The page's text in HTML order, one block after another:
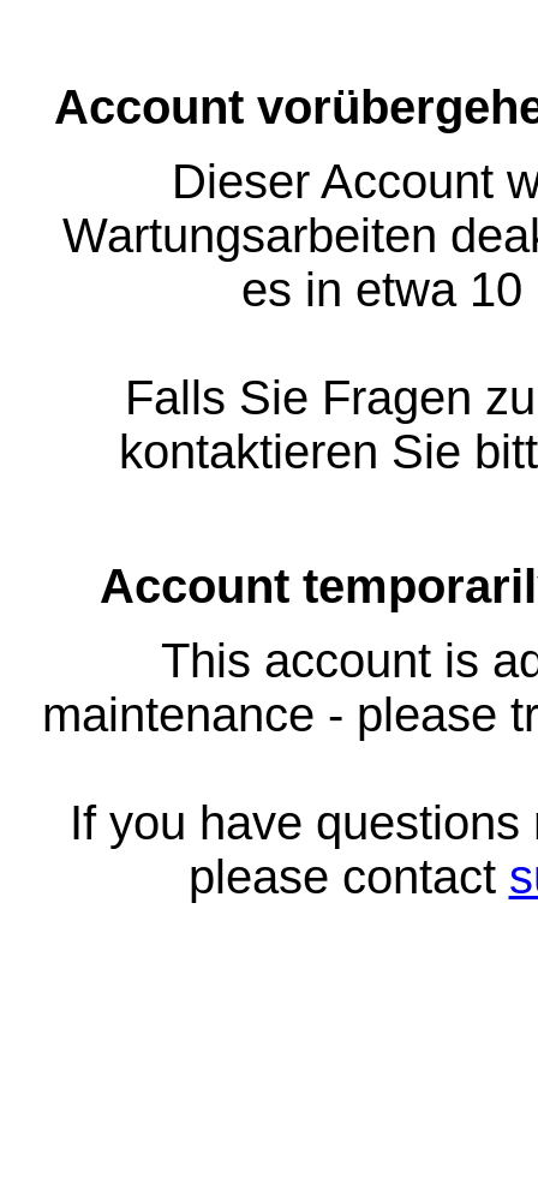
Account
Dieser Account
Wartungsarbeiten
es in etwa
Falls Sie Fragen
kontaktieren Sie
Account
This account is
maintenance - please
If you have
please contact